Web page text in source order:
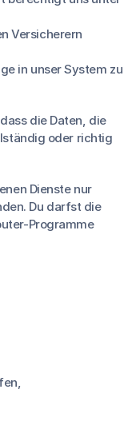
Versicherern
in unser System zu
die Daten, die
oder richtig
Dienste nur
Du darfst die
Programme